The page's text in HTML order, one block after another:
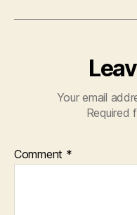
Your email
Required
Comment *